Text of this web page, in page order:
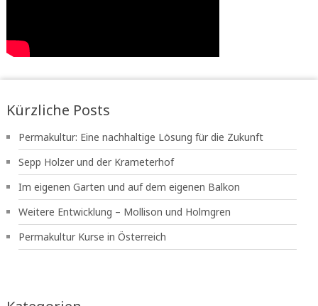
Kürzliche Posts
Permakultur: Eine nachhaltige Lösung für die Zukunft
Sepp Holzer und der Krameterhof
Im eigenen Garten und auf dem eigenen Balkon
Weitere Entwicklung – Mollison und Holmgren
Permakultur Kurse in Österreich